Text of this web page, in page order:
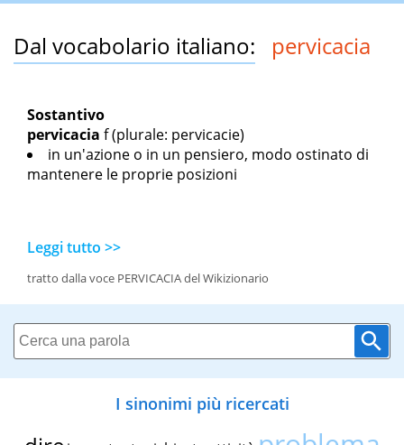
Dal vocabolario italiano: pervicacia
Sostantivo
pervicacia f(plurale: pervicacie)
in un'azione o in un pensiero, modo ostinato di
mantenere le proprie posizioni
Leggi tutto >>
tratto dalla voce PERVICACIA del Wikizionario
I sinonimi più ricercati